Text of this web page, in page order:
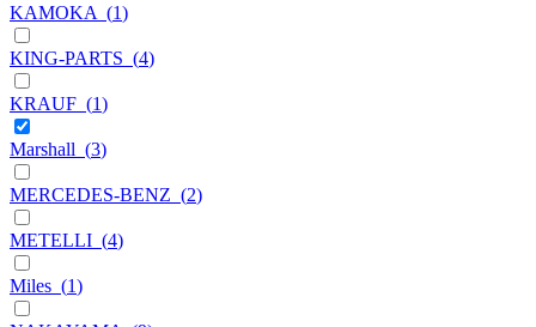
KAMOKA (1)
KING-PARTS (4)
KRAUF (1)
Marshall (3)
MERCEDES-BENZ (2)
METELLI (4)
Miles (1)